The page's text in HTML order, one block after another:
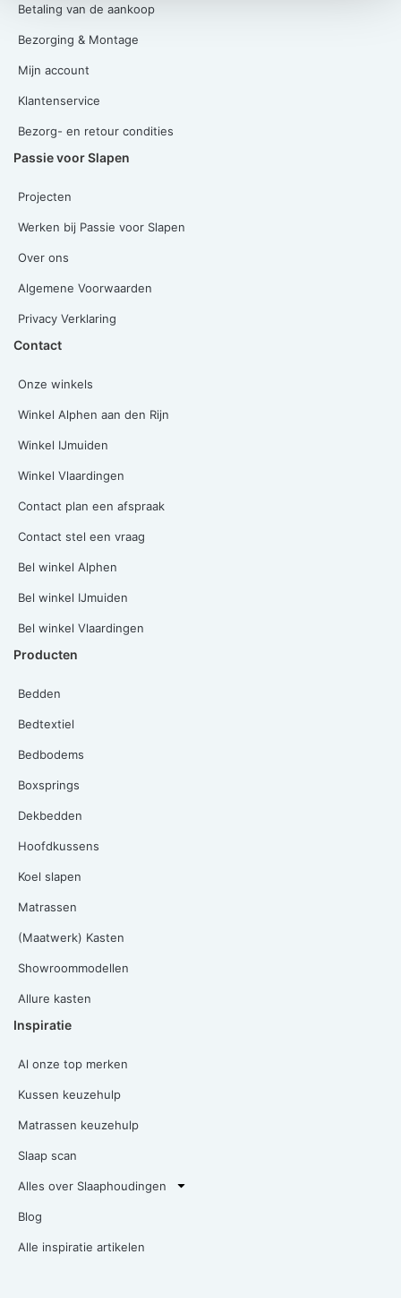
Betaling van de aankoop
Bezorging & Montage
Mijn account
Klantenservice
Bezorg- en retour condities
Passie voor Slapen
Projecten
Werken bij Passie voor Slapen
Over ons
Algemene Voorwaarden
Privacy Verklaring
Contact
Onze winkels
Winkel Alphen aan den Rijn
Winkel IJmuiden
Winkel Vlaardingen
Contact plan een afspraak
Contact stel een vraag
Bel winkel Alphen
Bel winkel IJmuiden
Bel winkel Vlaardingen
Producten
Bedden
Bedtextiel
Bedbodems
Boxsprings
Dekbedden
Hoofdkussens
Koel slapen
Matrassen
(Maatwerk) Kasten
Showroommodellen
Allure kasten
Inspiratie
Al onze top merken
Kussen keuzehulp
Matrassen keuzehulp
Slaap scan
Alles over Slaaphoudingen
Blog
Alle inspiratie artikelen